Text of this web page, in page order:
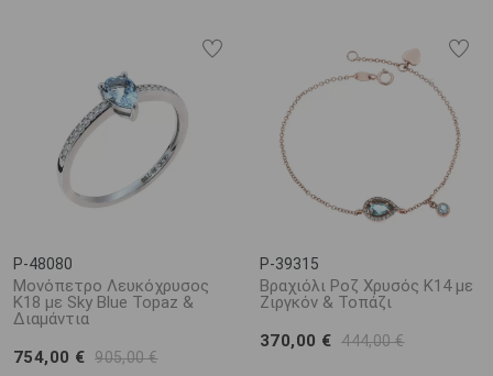
P-48080
Μονόπετρο Λευκόχρυσος
Κ18 με Sky Blue Topaz &
Διαμάντια
754,00 € 905,00 €
P-39315
Βραχιόλι Ροζ Χρυσός Κ14 με
Ζιργκόν & Τοπάζι
370,00 € 444,00 €